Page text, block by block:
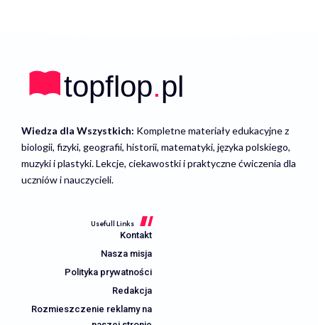
Wiedza dla Wszystkich: Kompletne materiały edukacyjne z
biologii, fizyki, geografii, historii, matematyki, języka polskiego,
muzyki i plastyki. Lekcje, ciekawostki i praktyczne ćwiczenia dla
uczniów i nauczycieli.
Usefull Links
Kontakt
Nasza misja
Polityka prywatności
Redakcja
Rozmieszczenie reklamy na